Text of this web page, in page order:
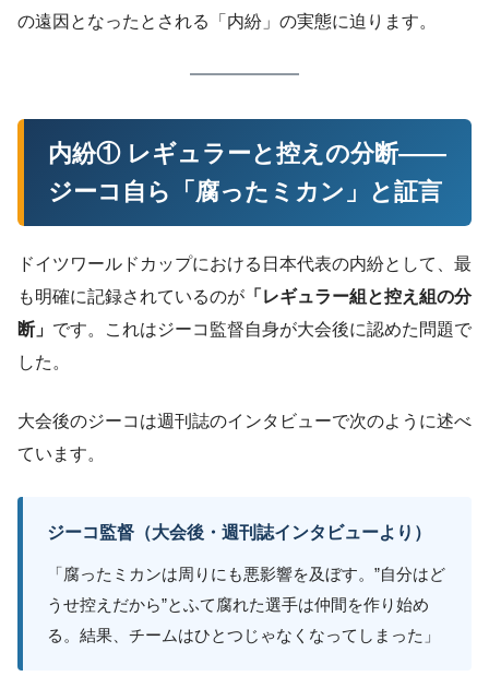
の遠因となったとされる「内紛」の実態に迫ります。
内紛① レギュラーと控えの分断——
ジーコ自ら「腐ったミカン」と証言
ドイツワールドカップにおける日本代表の内紛として、最
も明確に記録されているのが 「レギュラー組と控え組の分
断」 です。これはジーコ監督自身が大会後に認めた問題で
した。
大会後のジーコは週刊誌のインタビューで次のように述べ
ています。
ジーコ監督（大会後・週刊誌インタビューより）
「腐ったミカンは周りにも悪影響を及ぼす。”自分はど
うせ控えだから”とふて腐れた選手は仲間を作り始め
る。結果、チームはひとつじゃなくなってしまった」